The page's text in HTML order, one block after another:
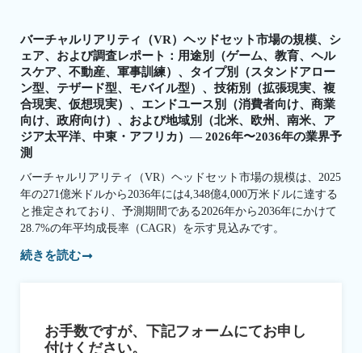
バーチャルリアリティ（VR）ヘッドセット市場の規模、シ
ェア、および調査レポート：用途別（ゲーム、教育、ヘル
スケア、不動産、軍事訓練）、タイプ別（スタンドアロー
ン型、テザード型、モバイル型）、技術別（拡張現実、複
合現実、仮想現実）、エンドユース別（消費者向け、商業
向け、政府向け）、および地域別（北米、欧州、南米、ア
ジア太平洋、中東・アフリカ）— 2026年〜2036年の業界予
測
バーチャルリアリティ（VR）ヘッドセット市場の規模は、2025
年の271億米ドルから2036年には4,348億4,000万米ドルに達する
と推定されており、予測期間である2026年から2036年にかけて
28.7%の年平均成長率（CAGR）を示す見込みです。
続きを読む
お手数ですが、下記フォームにてお申し
付けください。